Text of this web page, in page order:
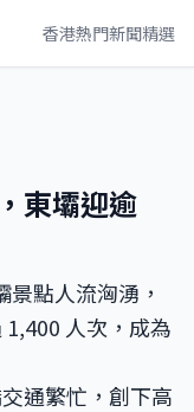
香港熱門新聞精選
東壩迎逾
點人流洶湧，
人次，成為
通繁忙，創下高